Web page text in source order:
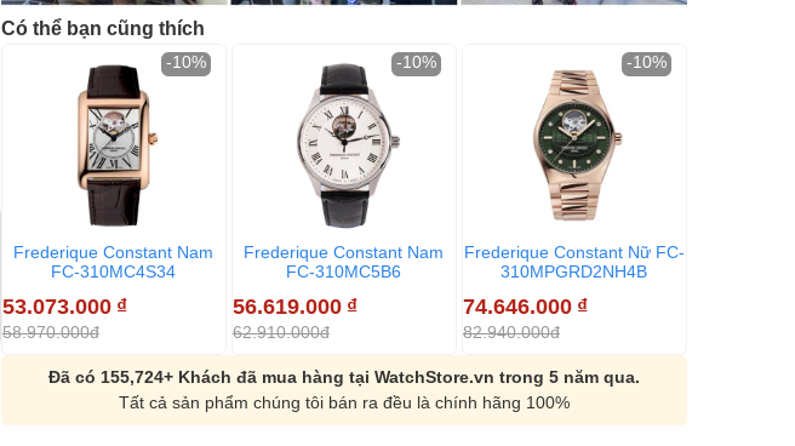
Có thể bạn cũng thích
Frederique Constant Nam
FC-310MC4S34
53.073.000 ₫
58.970.000đ
-10%
Frederique Constant Nam
FC-310MC5B6
56.619.000 ₫
62.910.000đ
-10%
Frederique Constant Nữ FC-
310MPGRD2NH4B
74.646.000 ₫
82.940.000đ
-10%
Đã có 155,724+ Khách đã mua hàng tại WatchStore.vn trong 5 năm qua.
Tất cả sản phẩm chúng tôi bán ra đều là chính hãng 100%